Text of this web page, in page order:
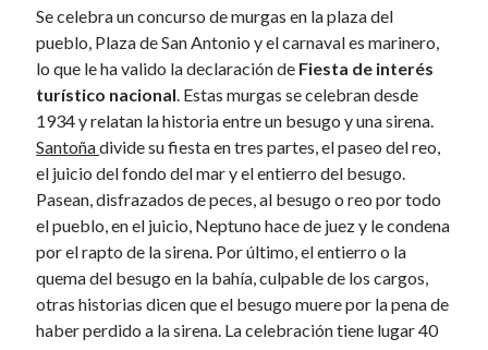
June 2016
April 2016
February 2016
January 2016
December 2015
November 2015
October 2015
September 2015
May 2015
December 2014
June 2014
March 2014
February 2014
Se celebra un concurso de murgas en la plaza del
pueblo, Plaza de San Antonio y el carnaval es marinero,
lo que le ha valido la declaración de Fiesta de interés
turístico nacional. Estas murgas se celebran desde
1934 y relatan la historia entre un besugo y una sirena.
Santoñadivide su fiesta en tres partes, el paseo del reo,
el juicio del fondo del mar y el entierro del besugo.
Pasean, disfrazados de peces, al besugo o reo por todo
el pueblo, en el juicio, Neptuno hace de juez y le condena
por el rapto de la sirena. Por último, el entierro o la
quema del besugo en la bahía, culpable de los cargos,
otras historias dicen que el besugo muere por la pena de
haber perdido a la sirena. La celebración tiene lugar 40